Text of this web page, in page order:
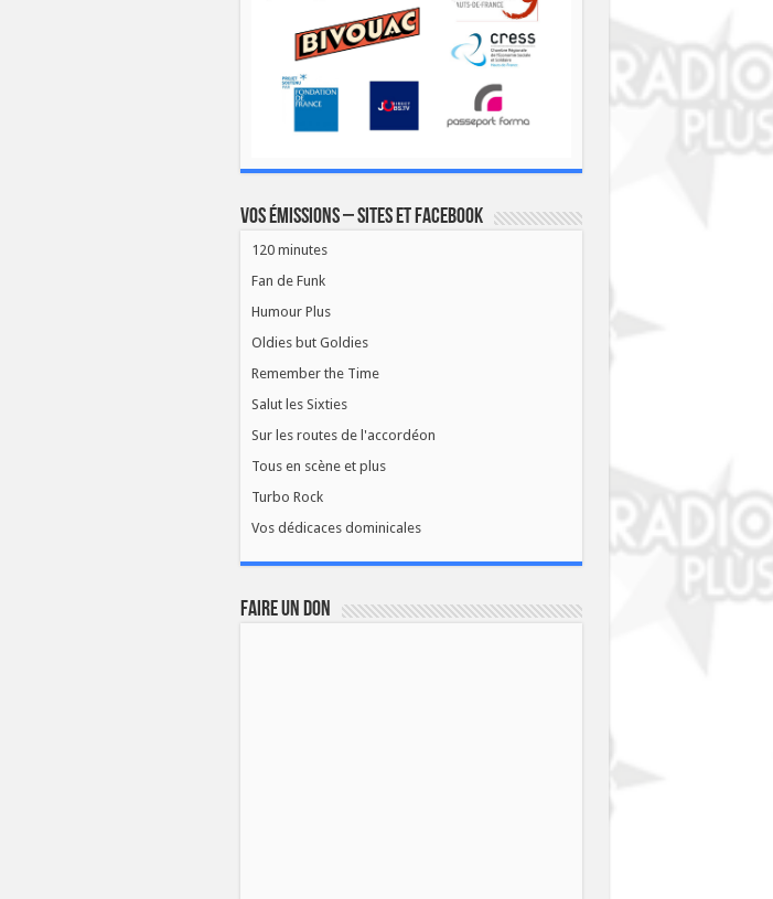
Vos émissions – Sites et Facebook
120 minutes
Fan de Funk
Humour Plus
Oldies but Goldies
Remember the Time
Salut les Sixties
Sur les routes de l'accordéon
Tous en scène et plus
Turbo Rock
Vos dédicaces dominicales
FAIRE UN DON